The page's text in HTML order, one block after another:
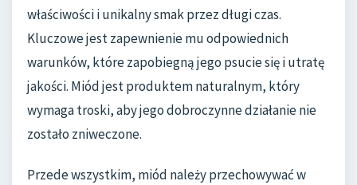
właściwości i unikalny smak przez długi czas.
Kluczowe jest zapewnienie mu odpowiednich
warunków, które zapobiegną jego psucie się i utratę
jakości. Miód jest produktem naturalnym, który
wymaga troski, aby jego dobroczynne działanie nie
zostało zniweczone.
Przede wszystkim, miód należy przechowywać w